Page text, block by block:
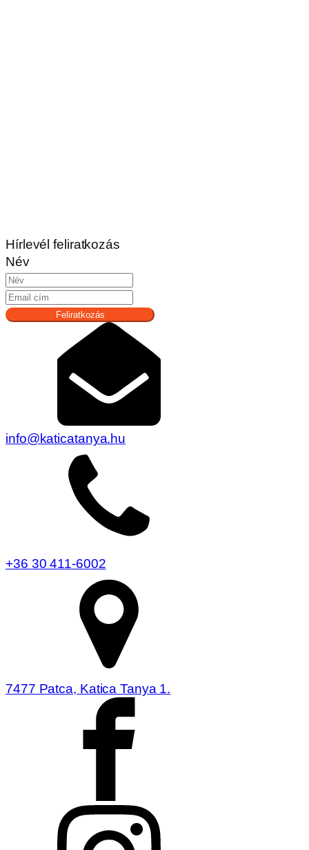
Hírlevél feliratkozás
Név
Feliratkozás
info@katicatanya.hu
+36 30 411-6002
7477 Patca, Katica Tanya 1.